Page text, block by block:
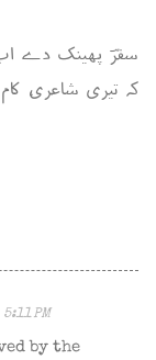
سفرؔ پھینک دے
کہ تیری شاعری،
PM
by the